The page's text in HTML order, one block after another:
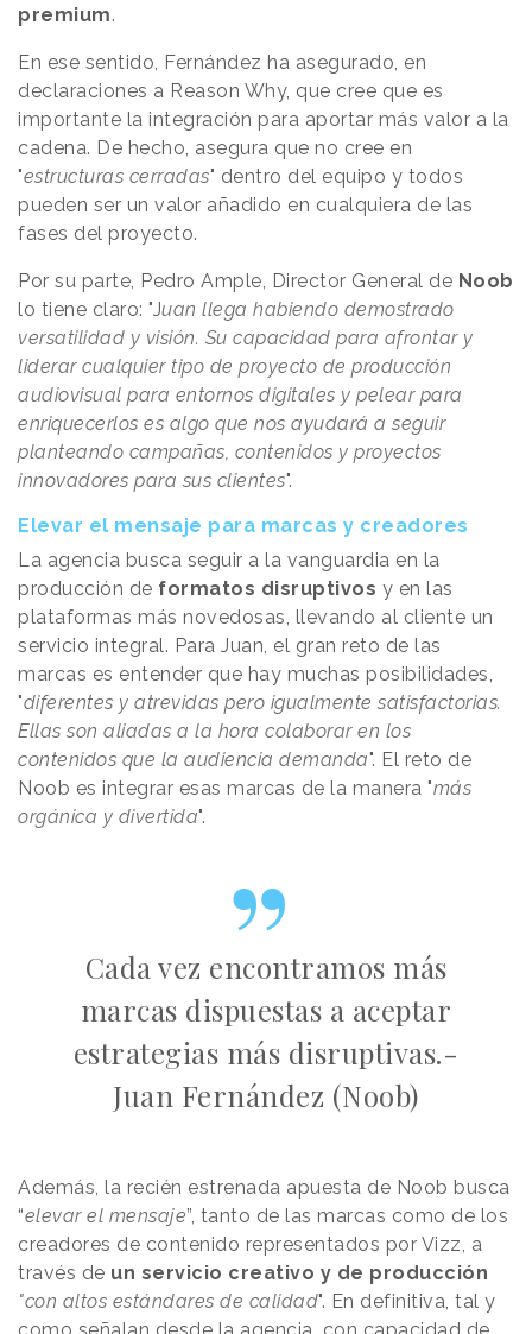
premium.
En ese sentido, Fernández ha asegurado, en
declaraciones a Reason Why, que cree que es
importante la integración para aportar más valor a la
cadena. De hecho, asegura que no cree en
"estructuras cerradas" dentro del equipo y todos
pueden ser un valor añadido en cualquiera de las
fases del proyecto.
Por su parte, Pedro Ample, Director General de Noob
lo tiene claro: "Juan llega habiendo demostrado
versatilidad y visión. Su capacidad para afrontar y
liderar cualquier tipo de proyecto de producción
audiovisual para entornos digitales y pelear para
enriquecerlos es algo que nos ayudará a seguir
planteando campañas, contenidos y proyectos
innovadores para sus clientes".
Elevar el mensaje para marcas y creadores
La agencia busca seguir a la vanguardia en la
producción de formatos disruptivos y en las
plataformas más novedosas, llevando al cliente un
servicio integral. Para Juan, el gran reto de las
marcas es entender que hay muchas posibilidades,
"diferentes y atrevidas pero igualmente satisfactorias.
Ellas son aliadas a la hora colaborar en los
contenidos que la audiencia demanda". El reto de
Noob es integrar esas marcas de la manera "más
orgánica y divertida".
Cada vez encontramos más
marcas dispuestas a aceptar
estrategias más disruptivas.-
Juan Fernández (Noob)
Además, la recién estrenada apuesta de Noob busca
“elevar el mensaje”, tanto de las marcas como de los
creadores de contenido representados por Vizz, a
través de un servicio creativo y de producción
"con altos estándares de calidad". En definitiva, tal y